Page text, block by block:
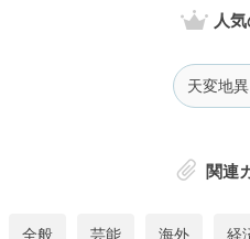
人
天変地
関連
全般 芸能 海外 経